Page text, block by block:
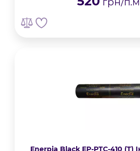
Enerpia Black EP-PTC-410 (T)